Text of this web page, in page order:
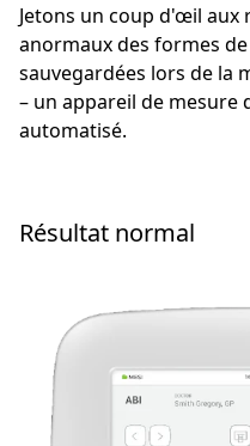
Jetons un coup d'œil
anormaux des formes
sauvegardées lors de la
– un appareil de mesure
automatisé.
Résultat normal